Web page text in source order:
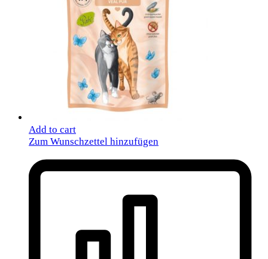
Add to cart
Zum Wunschzettel hinzufügen